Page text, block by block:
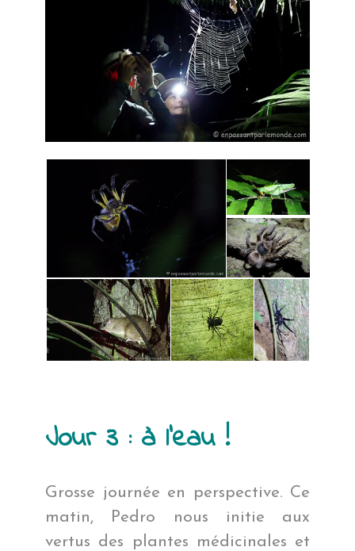
Jour 3 : à l’eau !
Grosse journée en perspective. Ce
matin, Pedro nous initie aux
vertus des plantes médicinales et